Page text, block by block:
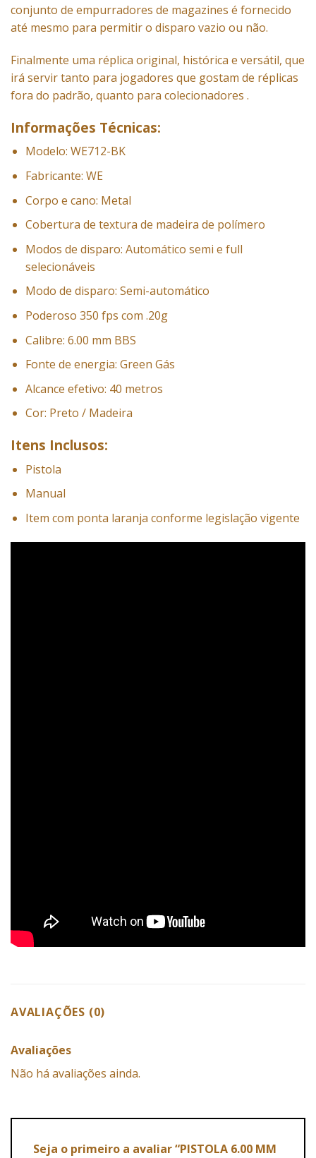
conjunto de empurradores de magazines é fornecido
até mesmo para permitir o disparo vazio ou não.
Finalmente uma réplica original, histórica e versátil, que
irá servir tanto para jogadores que gostam de réplicas
fora do padrão, quanto para colecionadores .
Informações Técnicas:
Modelo: WE712-BK
Fabricante: WE
Corpo e cano: Metal
Cobertura de textura de madeira de polímero
Modos de disparo: Automático semi e full
selecionáveis
Modo de disparo: Semi-automático
Poderoso 350 fps com .20g
Calibre: 6.00 mm BBS
Fonte de energia: Green Gás
Alcance efetivo: 40 metros
Cor: Preto / Madeira
Itens Inclusos:
Pistola
Manual
Item com ponta laranja conforme legislação vigente
AVALIAÇÕES (0)
Avaliações
Não há avaliações ainda.
Seja o primeiro a avaliar “PISTOLA 6.00 MM